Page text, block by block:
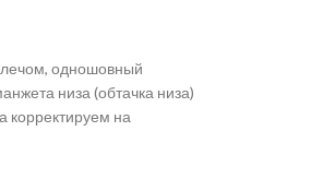
одношовный
низа (обтачка низа)
корректируем на